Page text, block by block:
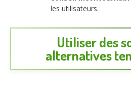
les utilisateurs.
Utiliser des
alternatives